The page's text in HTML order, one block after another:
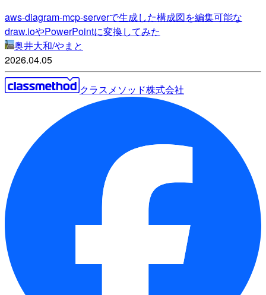
aws-diagram-mcp-serverで生成した構成図を編集可能な
draw.ioやPowerPointに変換してみた
奥井大和/やまと
2026.04.05
クラスメソッド株式会社